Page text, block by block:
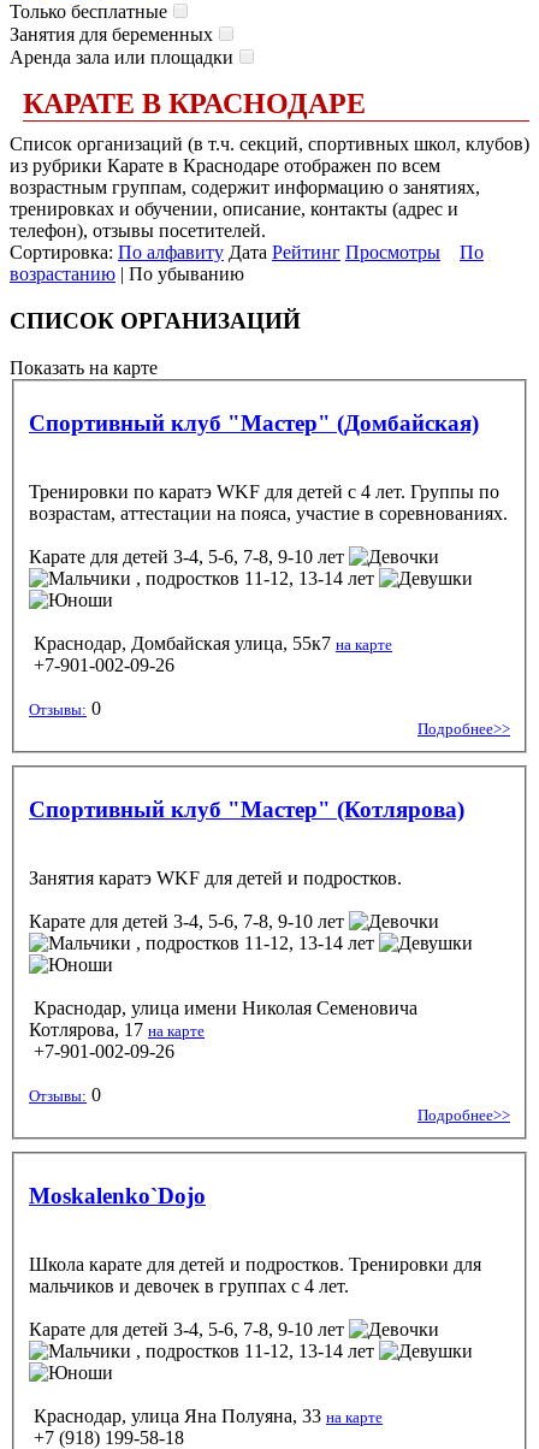
Только бесплатные
Занятия для беременных
Аренда зала или площадки
КАРАТЕ В КРАСНОДАРЕ
Список организаций (в т.ч. секций, спортивных школ, клубов)
из рубрики Карате в Краснодаре отображен по всем
возрастным группам, содержит информацию о занятиях,
тренировках и обучении, описание, контакты (адрес и
телефон), отзывы посетителей.
Сортировка: По алфавиту Дата Рейтинг Просмотры
По
возрастанию | По убыванию
СПИСОК ОРГАНИЗАЦИЙ
Показать на карте
Спортивный клуб "Мастер" (Домбайская)
Тренировки по каратэ WKF для детей с 4 лет. Группы по
возрастам, аттестации на пояса, участие в соревнованиях.
Карате для детей 3-4, 5-6, 7-8, 9-10 лет
, подростков 11-12, 13-14 лет
Краснодар, Домбайская улица, 55к7 на карте
+7-901-002-09-26
Отзывы: 0
Подробнее>>
Спортивный клуб "Мастер" (Котлярова)
Занятия каратэ WKF для детей и подростков.
Карате для детей 3-4, 5-6, 7-8, 9-10 лет
, подростков 11-12, 13-14 лет
Краснодар, улица имени Николая Семеновича
Котлярова, 17 на карте
+7-901-002-09-26
Отзывы: 0
Подробнее>>
Moskalenko`Dojo
Школа карате для детей и подростков. Тренировки для
мальчиков и девочек в группах с 4 лет.
Карате для детей 3-4, 5-6, 7-8, 9-10 лет
, подростков 11-12, 13-14 лет
Краснодар, улица Яна Полуяна, 33 на карте
+7 (918) 199-58-18